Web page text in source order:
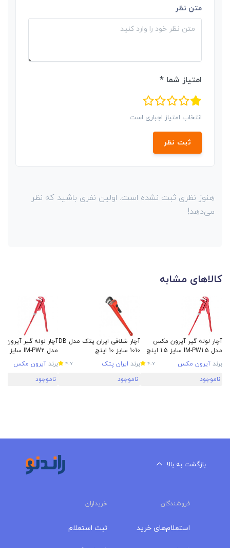
متن نظر
امتیاز شما *
انتخاب امتیاز اجباری است
ثبت نظر
هنوز نظری ثبت نشده است. اولین نفری باشید که نظر
می‌دهد!
کالاهای مشابه
آچار لوله گیر آیرون مکس
مدل IM-PW1.5 سایز 1.5 اینچ
برند آیرون مکس 4.7
ناموجود
آچار شلاقی ایران پتک مدل DB
1010 سایز 10 اینچ
برند ایران پتک 4.7
ناموجود
آچار لوله گیر
مدل IM-PW2 سایز 2 اینچ
برند آیرون مکس
ناموجود
بازگشت به بالا
فروشندگان خریداران
استعلام‌های خرید ثبت استعلام